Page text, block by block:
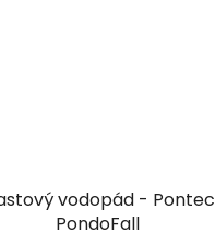
vodopád - Pontec
PondoFall